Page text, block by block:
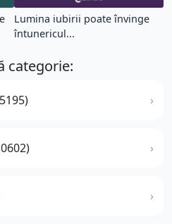
Lumina iubirii poate învinge
întunericul...
categorie: